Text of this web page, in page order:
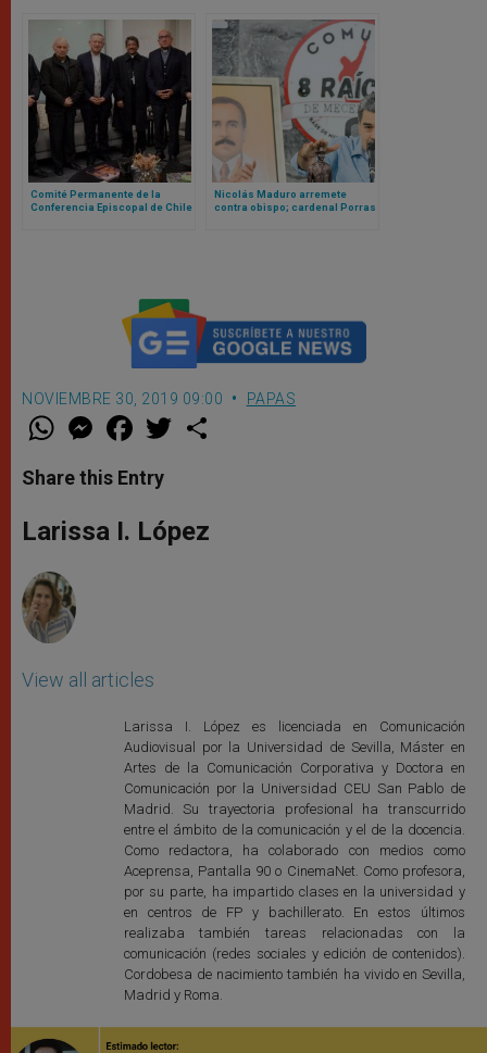
Comité Permanente de la
Conferencia Episcopal de Chile
Nicolás Maduro arremete
contra obispo; cardenal Porras
NOVIEMBRE 30, 2019 09:00 PAPAS
W
t
s
p
p
M
e
s
e
g
e
F
a
e
b
o
k
w
r
Share this Entry
Larissa I. López
View all articles
Larissa I. López es licenciada en Comunicación
Audiovisual por la Universidad de Sevilla, Máster en
Artes de la Comunicación Corporativa y Doctora en
Comunicación por la Universidad CEU San Pablo de
Madrid. Su trayectoria profesional ha transcurrido
entre el ámbito de la comunicación y el de la docencia.
Como redactora, ha colaborado con medios como
Aceprensa, Pantalla 90 o CinemaNet. Como profesora,
por su parte, ha impartido clases en la universidad y
en centros de FP y bachillerato. En estos últimos
realizaba también tareas relacionadas con la
comunicación (redes sociales y edición de contenidos).
Cordobesa de nacimiento también ha vivido en Sevilla,
Madrid y Roma.